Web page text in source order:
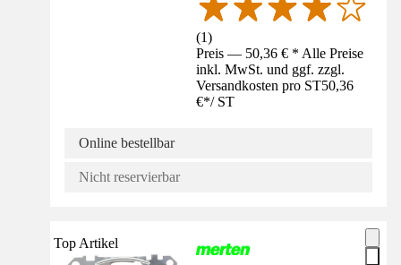
(1)
Preis — 50,36 € * Alle Preise
inkl. MwSt. und ggf. zzgl.
Versandkosten pro ST50,36
€*/ ST
Online bestellbar
Nicht reservierbar
Top Artikel